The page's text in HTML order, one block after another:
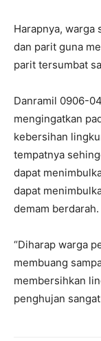
Harapnya, warga
dan parit guna
parit tersumbat
Danramil 0906-
mengingatkan
kebersihan
tempatnya
dapat
dapat
demam berdarah.
“Diharap warga
membuang
membersihkan
penghujan